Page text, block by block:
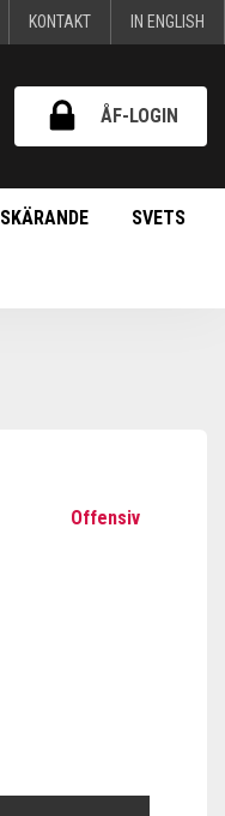
KONTAKT IN ENGLISH
ÅF-LOGIN
SKÄRANDE SVETS
Offensiv